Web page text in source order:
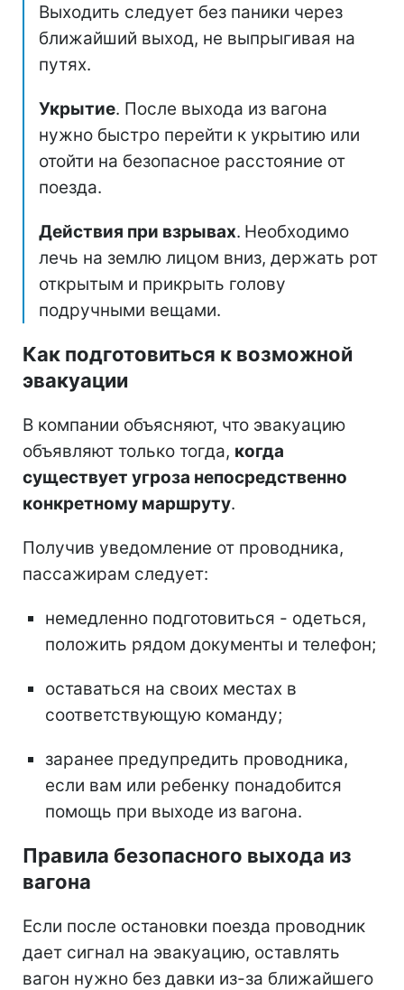
Выходить следует без паники через
ближайший выход, не выпрыгивая на
путях.
Укрытие. После выхода из вагона
нужно быстро перейти к укрытию или
отойти на безопасное расстояние от
поезда.
Действия при взрывах. Необходимо
лечь на землю лицом вниз, держать рот
открытым и прикрыть голову
подручными вещами.
Как подготовиться к возможной
эвакуации
В компании объясняют, что эвакуацию
объявляют только тогда, когда
существует угроза непосредственно
конкретному маршруту.
Получив уведомление от проводника,
пассажирам следует:
немедленно подготовиться - одеться,
положить рядом документы и телефон;
оставаться на своих местах в
соответствующую команду;
заранее предупредить проводника,
если вам или ребенку понадобится
помощь при выходе из вагона.
Правила безопасного выхода из
вагона
Если после остановки поезда проводник
дает сигнал на эвакуацию, оставлять
вагон нужно без давки из-за ближайшего